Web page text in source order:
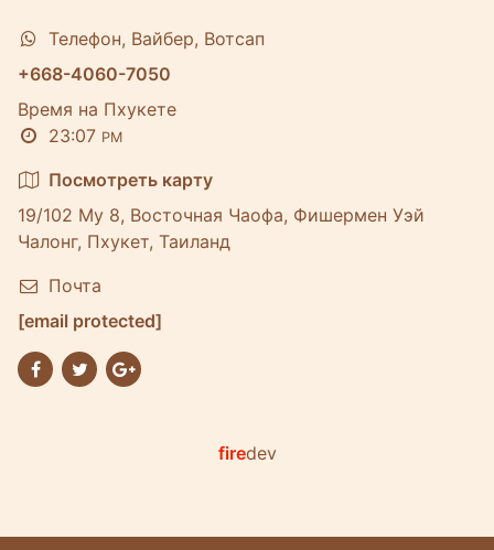
Телефон, Вайбер, Вотсап
+668-4060-7050
Время на Пхукете
23:07 PM
Посмотреть карту
19/102 Му 8, Восточная Чаофа, Фишермен Уэй
Чалонг, Пхукет, Таиланд
Почта
[email protected]
firedev